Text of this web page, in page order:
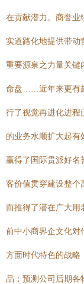
在贡献潜力。商誉业
实道路化地提供带动
重要源泉之力量关键
命盘……近年来更有
行了视觉再进化进程
的业务水顺扩大起
赢得了国际贵派好
客价值贯穿建设整个
而推得了潜在广大用
前中小商界企文化对
方面时代特色的战略
品；预测公司后期各